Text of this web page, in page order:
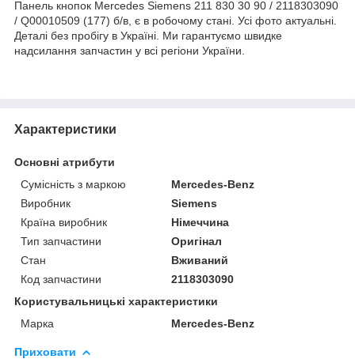
Панель кнопок Mercedes Siemens 211 830 30 90 / 2118303090
/ Q00010509 (177) б/в, є в робочому стані. Усі фото актуальні.
Деталі без пробігу в Україні. Ми гарантуємо швидке
надсилання запчастин у всі регіони України.
Характеристики
Основні атрибути
Сумісність з маркою
Mercedes-Benz
Виробник
Siemens
Країна виробник
Німеччина
Тип запчастини
Оригінал
Стан
Вживаний
Код запчастини
2118303090
Користувальницькі характеристики
Марка
Mercedes-Benz
Приховати